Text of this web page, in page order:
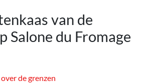
van de
Salone du Fromage
de grenzen